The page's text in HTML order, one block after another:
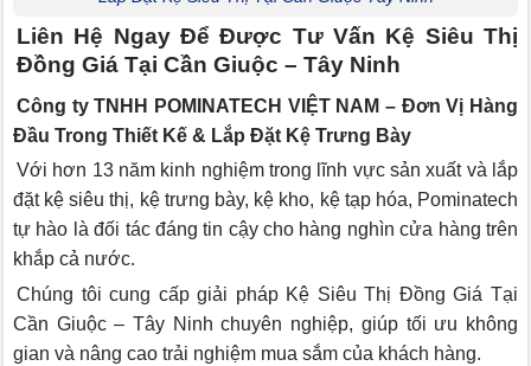
Liên Hệ Ngay Để Được Tư Vấn Kệ Siêu Thị
Đồng Giá Tại Cần Giuộc – Tây Ninh
Công ty TNHH POMINATECH VIỆT NAM – Đơn Vị Hàng
Đầu Trong Thiết Kế & Lắp Đặt Kệ Trưng Bày
Với hơn 13 năm kinh nghiệm trong lĩnh vực sản xuất và lắp
đặt kệ siêu thị, kệ trưng bày, kệ kho, kệ tạp hóa, Pominatech
tự hào là đối tác đáng tin cậy cho hàng nghìn cửa hàng trên
khắp cả nước.
Chúng tôi cung cấp giải pháp Kệ Siêu Thị Đồng Giá Tại
Cần Giuộc – Tây Ninh chuyên nghiệp, giúp tối ưu không
gian và nâng cao trải nghiệm mua sắm của khách hàng.